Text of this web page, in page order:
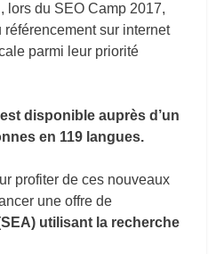
lors du SEO Camp 2017,
sur internet
parmi leur priorité
disponible auprès d’un
en 119 langues.
profiter de ces nouveaux
une offre de
utilisant la recherche